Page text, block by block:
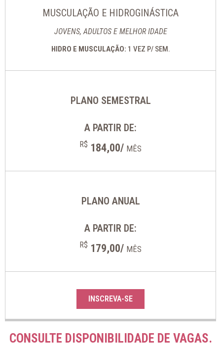
MUSCULAÇÃO E HIDROGINÁSTICA
JOVENS, ADULTOS E MELHOR IDADE
HIDRO E MUSCULAÇÃO: 1 VEZ P/ SEM.
PLANO SEMESTRAL
A PARTIR DE:
R$ 184,00/ MÊS
PLANO ANUAL
A PARTIR DE:
R$ 179,00/ MÊS
INSCREVA-SE
CONSULTE DISPONIBILIDADE DE VAGAS.